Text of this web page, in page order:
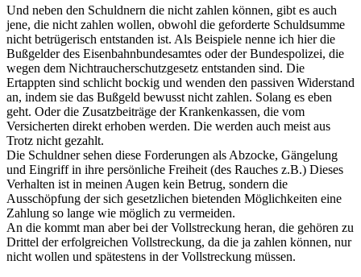
Und neben den Schuldnern die nicht zahlen können, gibt es auch
jene, die nicht zahlen wollen, obwohl die geforderte Schuldsumme
nicht betrügerisch entstanden ist. Als Beispiele nenne ich hier die
Bußgelder des Eisenbahnbundesamtes oder der Bundespolizei, die
wegen dem Nichtraucherschutzgesetz entstanden sind. Die
Ertappten sind schlicht bockig und wenden den passiven Widerstand
an, indem sie das Bußgeld bewusst nicht zahlen. Solang es eben
geht. Oder die Zusatzbeiträge der Krankenkassen, die vom
Versicherten direkt erhoben werden. Die werden auch meist aus
Trotz nicht gezahlt.
Die Schuldner sehen diese Forderungen als Abzocke, Gängelung
und Eingriff in ihre persönliche Freiheit (des Rauches z.B.) Dieses
Verhalten ist in meinen Augen kein Betrug, sondern die
Ausschöpfung der sich gesetzlichen bietenden Möglichkeiten eine
Zahlung so lange wie möglich zu vermeiden.
An die kommt man aber bei der Vollstreckung heran, die gehören zu
Drittel der erfolgreichen Vollstreckung, da die ja zahlen können, nur
nicht wollen und spätestens in der Vollstreckung müssen.